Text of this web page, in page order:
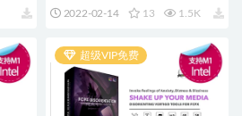
Tracker 2.0 原生支持M1
2022-02-14 13 1.5K
超级VIP免费